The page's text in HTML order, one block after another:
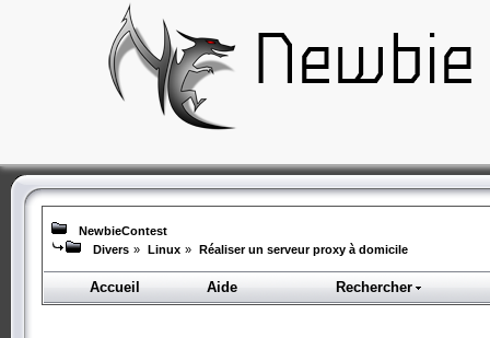
NewbieContest
Divers » Linux » Réaliser un serveur proxy à domicile
Accueil Aide Rechercher